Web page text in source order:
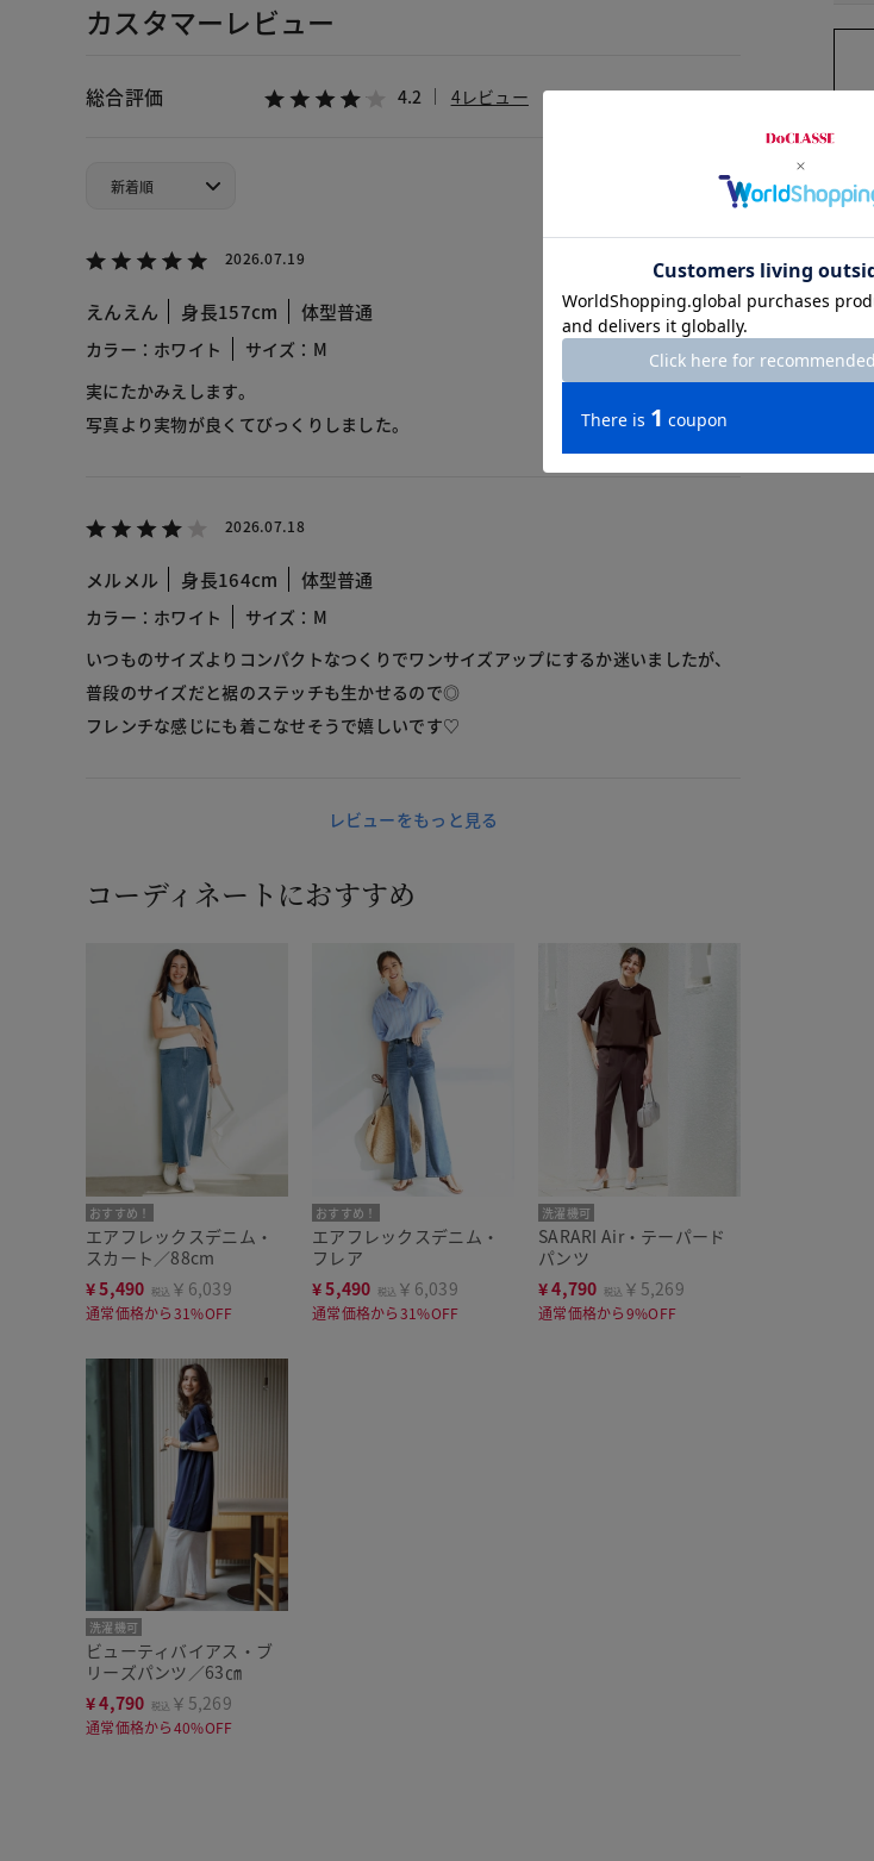
カスタマーレビュー
総合評価 4.2 4レビュー
2026.07.19
えんえん 身長157cm 体型普通
カラー：ホワイト
サイズ：M
実にたかみえします。
写真より実物が良くてびっくりしました。
2026.07.18
メルメル 身長164cm 体型普通
カラー：ホワイト
サイズ：M
いつものサイズよりコンパクトなつくりでワンサイズアップにするか迷いましたが、
普段のサイズだと裾のステッチも生かせるので◎
フレンチな感じにも着こなせそうで嬉しいです♡
レビューをもっと見る
コーディネートにおすすめ
おすすめ！
エアフレックスデニム・
スカート／88cm
¥5,490 税込 ￥6,039
通常価格から31%OFF
おすすめ！
エアフレックスデニム・
フレア
¥5,490 税込 ￥6,039
通常価格から31%OFF
洗濯機可
SARARI Air・テーパード
パンツ
¥4,790 税込 ￥5,269
通常価格から9%OFF
洗濯機可
ビューティバイアス・ブ
リーズパンツ／63㎝
¥4,790 税込 ￥5,269
通常価格から40%OFF